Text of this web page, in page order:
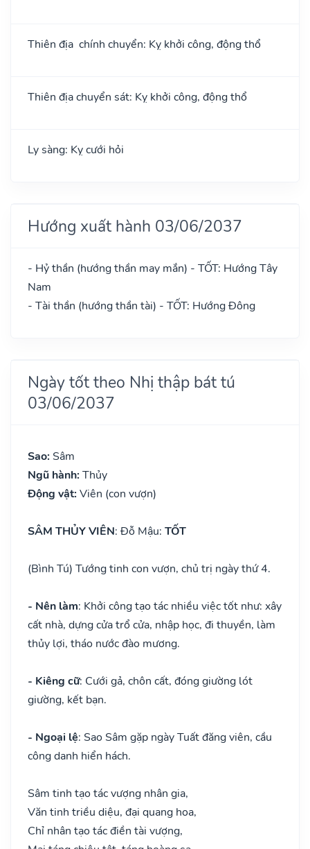
Thiên địa chính chuyển: Kỵ khởi công, động thổ
Thiên địa chuyển sát: Kỵ khởi công, động thổ
Ly sàng: Kỵ cưới hỏi
Hướng xuất hành 03/06/2037
- Hỷ thần (hướng thần may mắn) - TỐT: Hướng Tây
Nam
- Tài thần (hướng thần tài) - TỐT: Hướng Đông
Ngày tốt theo Nhị thập bát tú
03/06/2037
Sao: Sâm
Ngũ hành: Thủy
Động vật: Viên (con vượn)
SÂM THỦY VIÊN: Đỗ Mậu: TỐT
(Bình Tú) Tướng tinh con vượn, chủ trị ngày thứ 4.
- Nên làm: Khởi công tạo tác nhiều việc tốt như: xây
cất nhà, dựng cửa trổ cửa, nhập học, đi thuyền, làm
thủy lợi, tháo nước đào mương.
- Kiêng cữ: Cưới gả, chôn cất, đóng giường lót
giường, kết bạn.
- Ngoại lệ: Sao Sâm gặp ngày Tuất đăng viên, cầu
công danh hiển hách.
Sâm tinh tạo tác vượng nhân gia,
Văn tinh triều diệu, đại quang hoa,
Chỉ nhân tạo tác điền tài vượng,